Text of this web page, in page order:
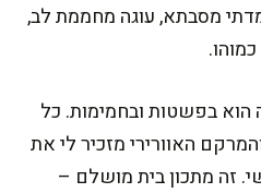
מסבתא, עוגה מחממת לב,
הוא בפשטות ובחמימות. כל
האוורירי מזכיר לי את
זה מתכון בית מושלם –